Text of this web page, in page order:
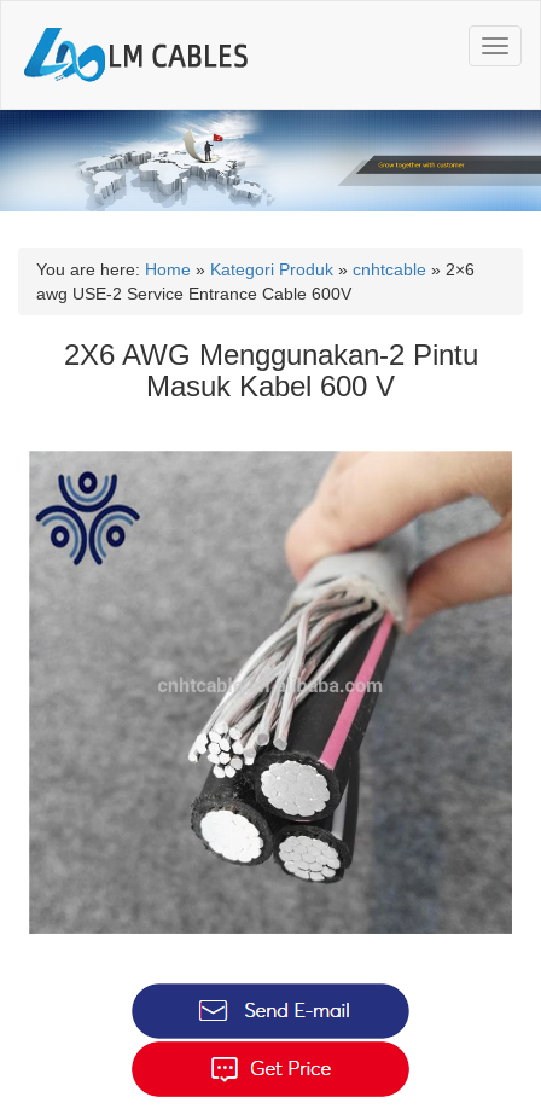
T
o
g
l
n
a
You are here: Home » Kategori Produk » cnhtcable » 2×6
awg USE-2 Service Entrance Cable 600V
2X6 AWG Menggunakan-2 Pintu
Masuk Kabel 600 V